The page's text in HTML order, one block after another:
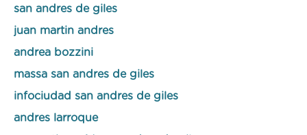
san andres de giles
juan martin andres
andrea bozzini
massa san andres de giles
infociudad san andres de giles
andres larroque